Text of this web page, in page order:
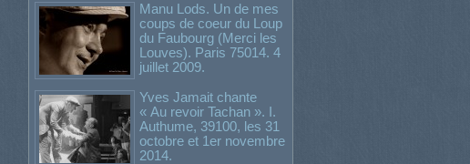
Manu Lods. Un de mes
coups de coeur du Loup
du Faubourg (Merci les
Louves). Paris 75014. 4
juillet 2009.
Yves Jamait chante
« Au revoir Tachan ». I.
Authume, 39100, les 31
octobre et 1er novembre
2014.